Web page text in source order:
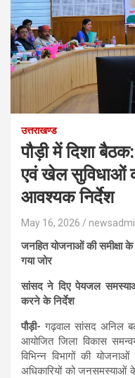
उत्तराखण्ड
पौड़ी में दिशा
एवं खेल सुविधाओं
आवश्यक निर्देश
May 16, 2026
जनहित योजनाओं की समीक्षा के
गया जोर
सांसद ने दिए पेयजल समस्याओं
करने के निर्देश
पौड़ी- गढ़वाल सांसद अनिल
आयोजित जिला विकास
विभिन्न विभागों की
अधिकारियों को जनसमस्याओं